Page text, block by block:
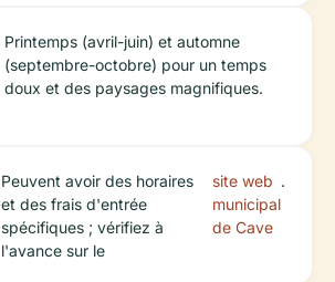
Printemps (avril-juin) et automne
(septembre-octobre) pour un temps
doux et des paysages magnifiques.
Peuvent avoir des horaires
et des frais d'entrée
spécifiques ; vérifiez à
l'avance sur le
site web
municipal
de Cave
.